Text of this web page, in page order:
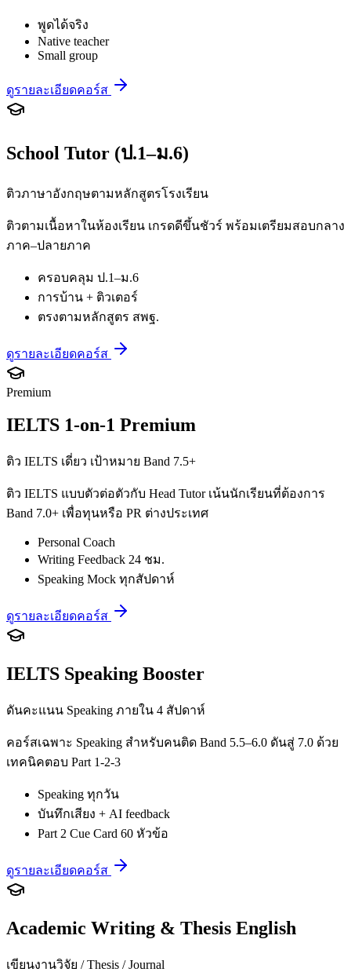
พูดได้จริง
Native teacher
Small group
ดูรายละเอียดคอร์ส
School Tutor (ป.1–ม.6)
ติวภาษาอังกฤษตามหลักสูตรโรงเรียน
ติวตามเนื้อหาในห้องเรียน เกรดดีขึ้นชัวร์ พร้อมเตรียมสอบกลาง
ภาค–ปลายภาค
ครอบคลุม ป.1–ม.6
การบ้าน + ติวเตอร์
ตรงตามหลักสูตร สพฐ.
ดูรายละเอียดคอร์ส
Premium
IELTS 1-on-1 Premium
ติว IELTS เดี่ยว เป้าหมาย Band 7.5+
ติว IELTS แบบตัวต่อตัวกับ Head Tutor เน้นนักเรียนที่ต้องการ
Band 7.0+ เพื่อทุนหรือ PR ต่างประเทศ
Personal Coach
Writing Feedback 24 ชม.
Speaking Mock ทุกสัปดาห์
ดูรายละเอียดคอร์ส
IELTS Speaking Booster
ดันคะแนน Speaking ภายใน 4 สัปดาห์
คอร์สเฉพาะ Speaking สำหรับคนติด Band 5.5–6.0 ดันสู่ 7.0 ด้วย
เทคนิคตอบ Part 1-2-3
Speaking ทุกวัน
บันทึกเสียง + AI feedback
Part 2 Cue Card 60 หัวข้อ
ดูรายละเอียดคอร์ส
Academic Writing & Thesis English
เขียนงานวิจัย / Thesis / Journal